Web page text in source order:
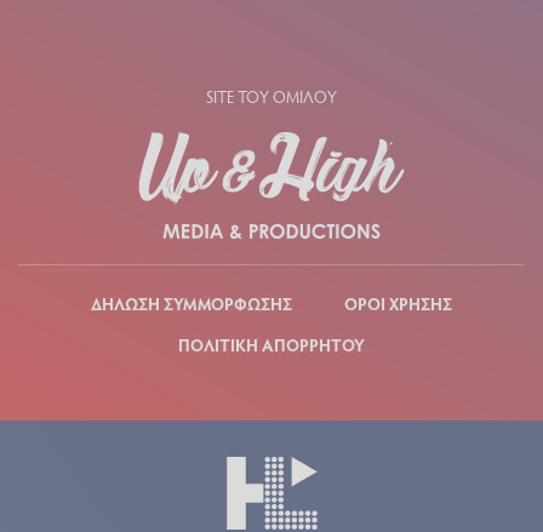
SITE ΤΟΥ ΟΜΙΛΟΥ
ΔΗΛΩΣΗ ΣΥΜΜΟΡΦΩΣΗΣ
ΟΡΟΙ ΧΡΗΣΗΣ
ΠΟΛΙΤΙΚΗ ΑΠΟΡΡΗΤΟΥ